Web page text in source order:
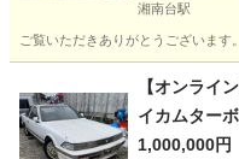
湘南台駅
ご覧いただきありがとうございま
湘南台駅
【オンライ
イカムター
1,000,000円